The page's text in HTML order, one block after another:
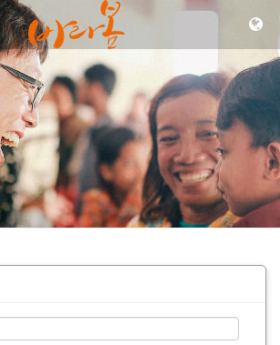
메뉴 건너뛰기